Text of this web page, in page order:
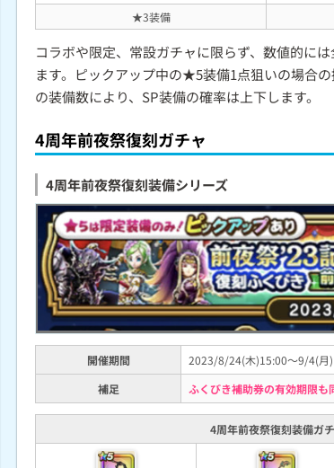
★3装備
コラボや限定、常設ガチャに限らず、数値的に
ます。ピックアップ中の★5装備1点狙いの場合
の装備数により、SP装備の確率は上下します。
4周年前夜祭復刻ガチャ
4周年前夜祭復刻装備シリーズ
開催期間
2023/8/24(木)15:00～9/4(月
補足
ふくびき補助券の有効期限も
4周年前夜祭復刻装備ガ